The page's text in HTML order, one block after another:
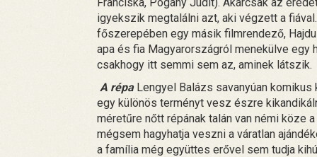
igyekszik megtalálni azt, aki végzett a
főszerepében egy másik filmrendező,
apa és fia Magyarországról menekülve egy
csakhogy itt semmi sem az, aminek látszik.
A répaLengyel Balázs savanyúan
egy különös terményt vesz észre
méretűre nőtt répának talán van némi köze
mégsem hagyhatja veszni a váratlan
a família még együttes erővel sem tudja